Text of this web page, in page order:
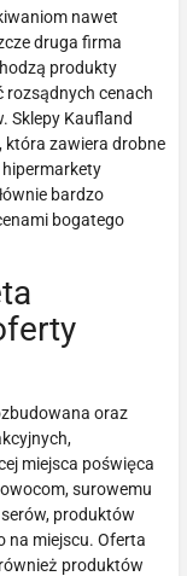
nawet
druga firma
produkty
rozsądnych cenach
Sklepy Kaufland
która zawiera drobne
bardzo
bogatego
oraz
miejsca poświęca
surowemu
produktów
na miejscu. Oferta
produktów